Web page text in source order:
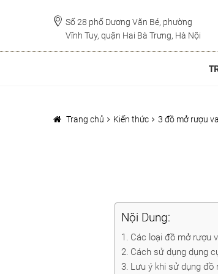
đến
Điều
hướng
đến
nội
dung
Số 28 phố Dương Văn Bé, phường
Vĩnh Tuy, quận Hai Bà Trưng, Hà Nội
Trang chủ Kiến thức 3 đồ mở rượu
Nội Dung:
Các loại đồ mở rượu
Cách sử dụng dụng
Lưu ý khi sử dụng đồ